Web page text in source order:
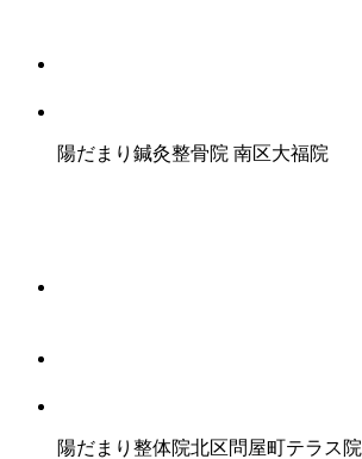
陽だまり鍼灸整骨院 南区大福院
陽だまり整体院北区問屋町テラス院